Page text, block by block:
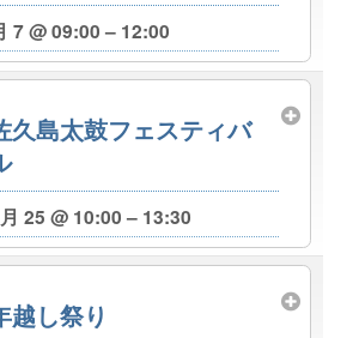
7 @ 09:00 – 12:00
久島太鼓フェスティバ
25 @ 10:00 – 13:30
越し祭り